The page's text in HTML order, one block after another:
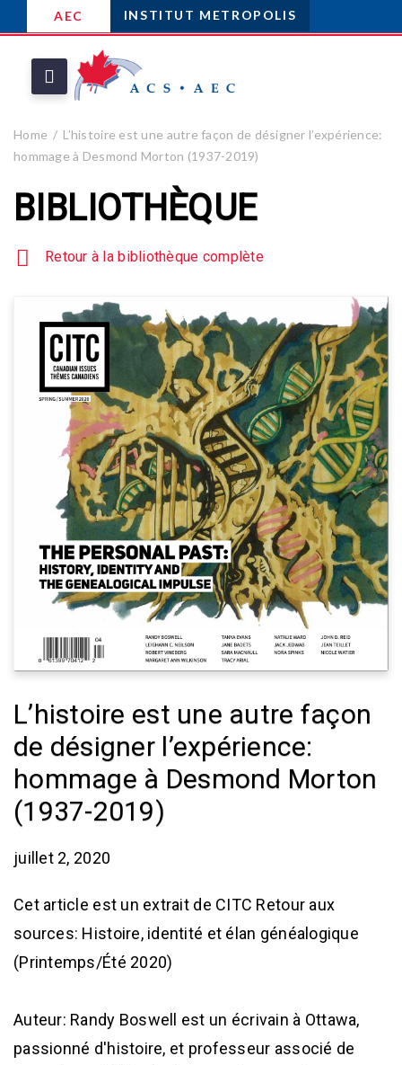
AEC INSTITUT METROPOLIS
Home
L’histoire est une autre façon de désigner l’expérience:
hommage à Desmond Morton (1937-2019)
BIBLIOTHÈQUE
Retour à la bibliothèque complète
L’histoire est une autre façon
de désigner l’expérience:
hommage à Desmond Morton
(1937-2019)
juillet 2, 2020
Cet article est un extrait de CITC Retour aux
sources: Histoire, identité et élan généalogique
(Printemps/Été 2020)
Auteur: Randy Boswell est un écrivain à Ottawa,
passionné d'histoire, et professeur associé de